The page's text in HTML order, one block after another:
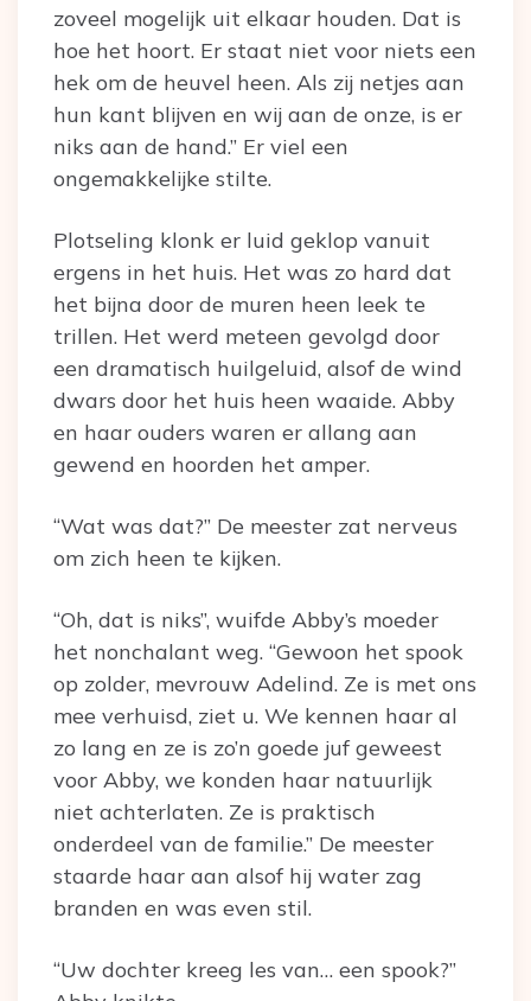
zoveel mogelijk uit elkaar houden. Dat is
hoe het hoort. Er staat niet voor niets een
hek om de heuvel heen. Als zij netjes aan
hun kant blijven en wij aan de onze, is er
niks aan de hand.” Er viel een
ongemakkelijke stilte.
Plotseling klonk er luid geklop vanuit
ergens in het huis. Het was zo hard dat
het bijna door de muren heen leek te
trillen. Het werd meteen gevolgd door
een dramatisch huilgeluid, alsof de wind
dwars door het huis heen waaide. Abby
en haar ouders waren er allang aan
gewend en hoorden het amper.
“Wat was dat?” De meester zat nerveus
om zich heen te kijken.
“Oh, dat is niks”, wuifde Abby’s moeder
het nonchalant weg. “Gewoon het spook
op zolder, mevrouw Adelind. Ze is met ons
mee verhuisd, ziet u. We kennen haar al
zo lang en ze is zo’n goede juf geweest
voor Abby, we konden haar natuurlijk
niet achterlaten. Ze is praktisch
onderdeel van de familie.” De meester
staarde haar aan alsof hij water zag
branden en was even stil.
“Uw dochter kreeg les van… een spook?”